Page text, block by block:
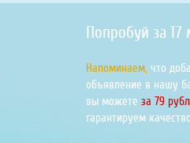
Попробуй за 17
Напоминаем, что
объявление в нашу
вы можете за 79
гарантируем